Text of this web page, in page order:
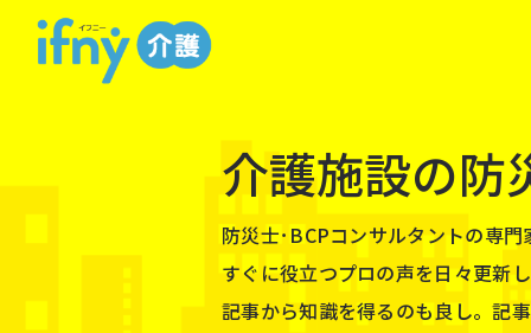
介護施設の防
防災⼠･BCPコンサルタントの専⾨
すぐに役⽴つプロの声を⽇々更新し
記事から知識を得るのも良し。記